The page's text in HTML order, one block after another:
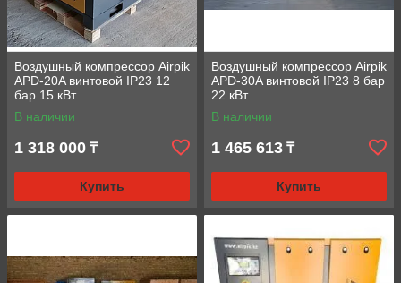
Воздушный компрессор Airpik
APD-20A винтовой IP23 12
бар 15 кВт
В наличии
1 318 000 ₸
Купить
Воздушный компрессор Airpik
APD-30A винтовой IP23 8 бар
22 кВт
В наличии
1 465 613 ₸
Купить